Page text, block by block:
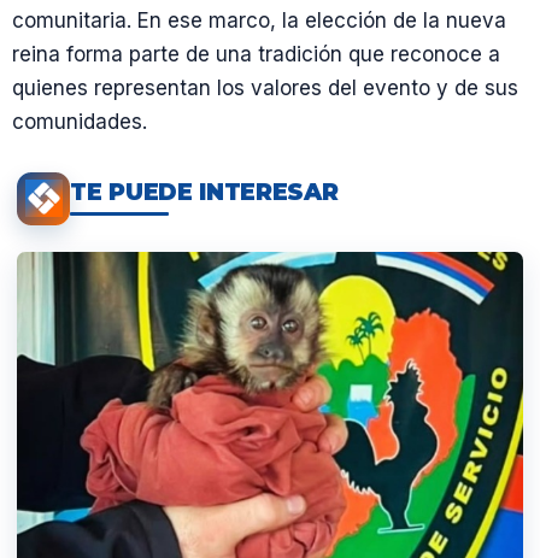
comunitaria. En ese marco, la elección de la nueva
reina forma parte de una tradición que reconoce a
quienes representan los valores del evento y de sus
comunidades.
TE PUEDE INTERESAR